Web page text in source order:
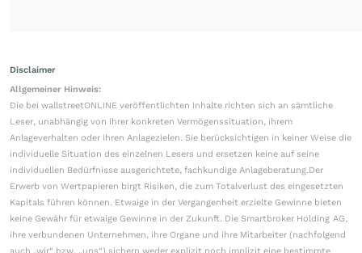
Disclaimer
Allgemeiner Hinweis:
Die bei wallstreetONLINE veröffentlichten Inhalte richten sich an sämtliche
Leser, unabhängig von ihrer konkreten Vermögenssituation, ihrem
Anlageverhalten oder ihren Anlagezielen. Sie berücksichtigen in keiner Weise die
individuelle Situation des einzelnen Lesers und ersetzen keine auf seine
individuellen Bedürfnisse ausgerichtete, fachkundige Anlageberatung.Der
Erwerb von Wertpapieren birgt Risiken, die zum Totalverlust des eingesetzten
Kapitals führen können. Etwaige in der Vergangenheit erzielte Gewinne bieten
keine Gewähr für etwaige Gewinne in der Zukunft. Die Smartbroker Holding AG,
ihre verbundenen Unternehmen, ihre Organe und ihre Mitarbeiter (nachfolgend